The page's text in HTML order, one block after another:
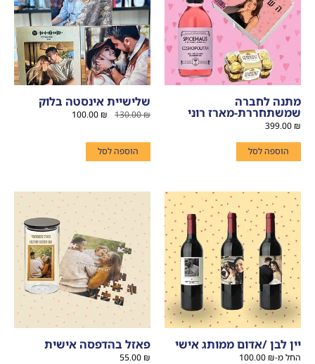
מתנה לחברה
שמשתחררת-מארז רוני
₪
הוספה לסל
שלישיית אינסטה בלוק
₪
130.00
₪
100.00
הוספה לסל
יין לבן /אדום ממותג אישי
החל מ-₪
פאזל בהדפסה אישית
₪